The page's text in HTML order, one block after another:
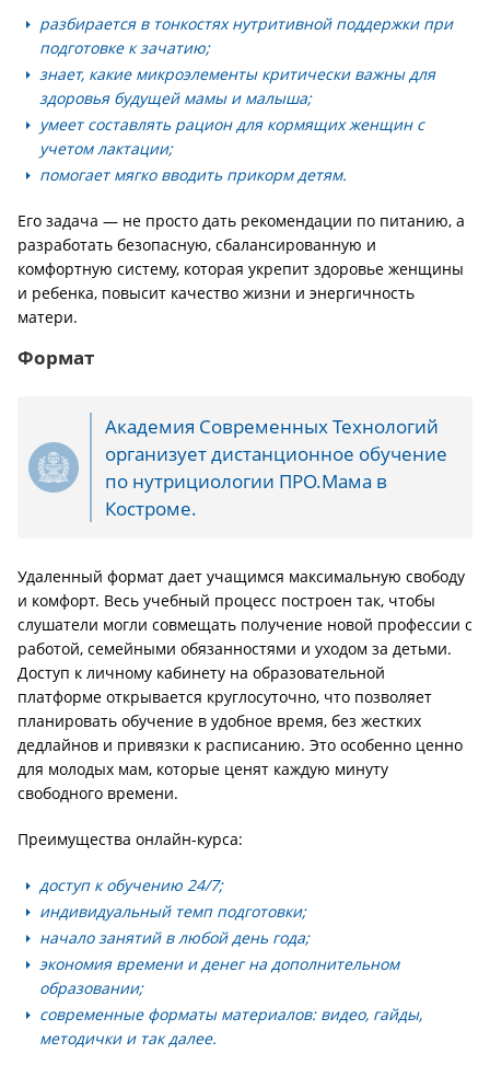
разбирается в тонкостях нутритивной поддержки при
подготовке к зачатию;
знает, какие микроэлементы критически важны для
здоровья будущей мамы и малыша;
умеет составлять рацион для кормящих женщин с
учетом лактации;
помогает мягко вводить прикорм детям.
Его задача — не просто дать рекомендации по питанию, а
разработать безопасную, сбалансированную и
комфортную систему, которая укрепит здоровье женщины
и ребенка, повысит качество жизни и энергичность
матери.
Формат
Академия Современных Технологий
организует дистанционное обучение
по нутрициологии ПРО.Мама в
Костроме.
Удаленный формат дает учащимся максимальную свободу
и комфорт. Весь учебный процесс построен так, чтобы
слушатели могли совмещать получение новой профессии с
работой, семейными обязанностями и уходом за детьми.
Доступ к личному кабинету на образовательной
платформе открывается круглосуточно, что позволяет
планировать обучение в удобное время, без жестких
дедлайнов и привязки к расписанию. Это особенно ценно
для молодых мам, которые ценят каждую минуту
свободного времени.
Преимущества онлайн-курса:
доступ к обучению 24/7;
индивидуальный темп подготовки;
начало занятий в любой день года;
экономия времени и денег на дополнительном
образовании;
современные форматы материалов: видео, гайды,
методички и так далее.